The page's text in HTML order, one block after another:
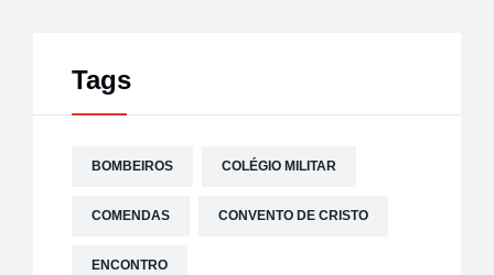
Tags
BOMBEIROS COLÉGIO MILITAR
COMENDAS CONVENTO DE CRISTO
ENCONTRO